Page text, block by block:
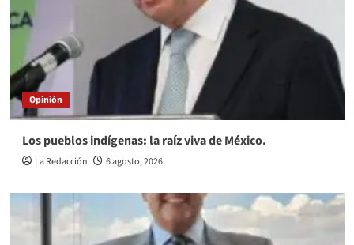
Opinión
Los pueblos indígenas: la raíz viva de México.
La Redacción 6 agosto, 2026